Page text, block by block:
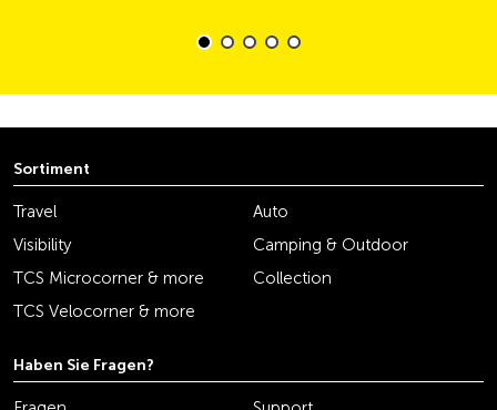
Sortiment
Travel
Auto
Visibility
Camping & Outdoor
TCS Microcorner & more
Collection
TCS Velocorner & more
Haben Sie Fragen?